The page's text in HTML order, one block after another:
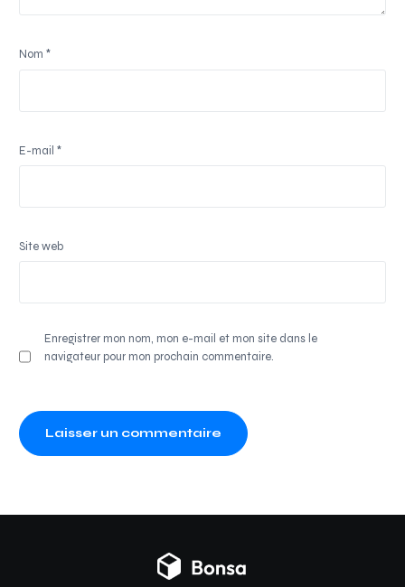
Nom*
E-mail*
Site web
Enregistrer mon nom, mon e-mail et mon site dans le
navigateur pour mon prochain commentaire.